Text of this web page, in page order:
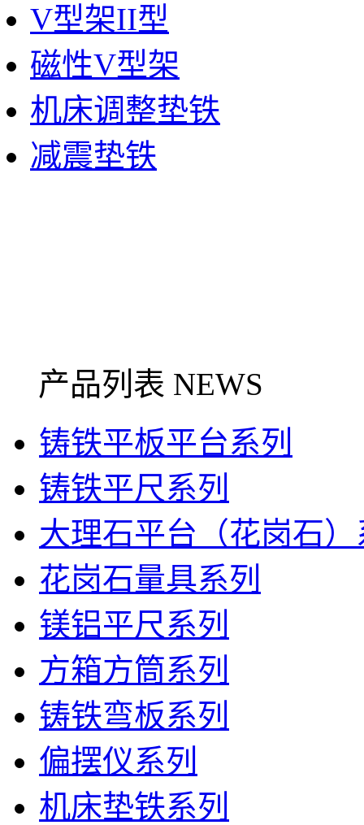
V型架II型
磁性V型架
机床调整垫铁
减震垫铁
产品列表 NEWS
铸铁平板平台系列
铸铁平尺系列
大理石平台（花岗石）
花岗石量具系列
镁铝平尺系列
方箱方筒系列
铸铁弯板系列
偏摆仪系列
机床垫铁系列